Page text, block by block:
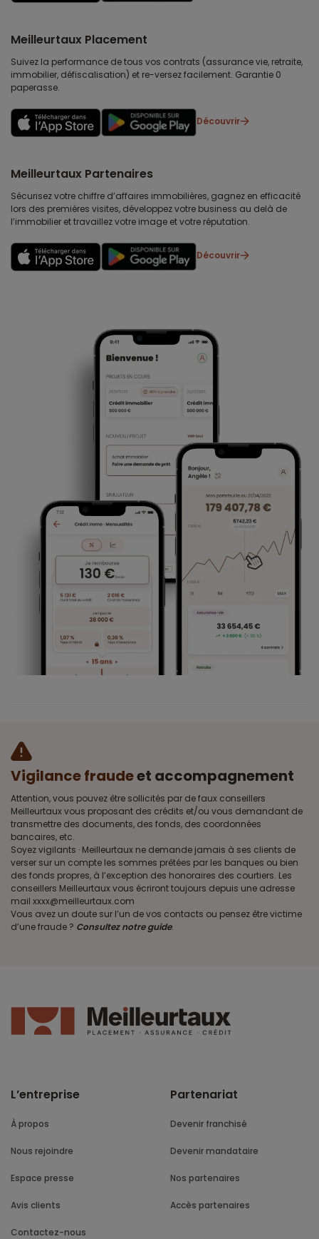
Meilleurtaux Placement
Suivez la performance de tous vos contrats (assurance vie, retraite,
immobilier, défiscalisation) et re-versez facilement. Garantie 0
paperasse.
Découvrir
Meilleurtaux Partenaires
Sécurisez votre chiffre d’affaires immobilières, gagnez en efficacité
lors des premières visites, développez votre business au delà de
l’immobilier et travaillez votre image et votre réputation.
Découvrir
Vigilance fraudeet accompagnement
Attention, vous pouvez être sollicités par de faux conseillers
Meilleurtaux vous proposant des crédits et/ou vous demandant de
transmettre des documents, des fonds, des coordonnées
bancaires, etc.
Soyez vigilants · Meilleurtaux ne demande jamais à ses clients de
verser sur un compte les sommes prêtées par les banques ou bien
des fonds propres, à l’exception des honoraires des courtiers. Les
conseillers Meilleurtaux vous écriront toujours depuis une adresse
mail xxxx@meilleurtaux.com
Vous avez un doute sur l’un de vos contacts ou pensez être victime
d’une fraude ? Consultez notre guide.
L’entreprise
À propos
Nous rejoindre
Espace presse
Avis clients
Contactez-nous
Partenariat
Devenir franchisé
Devenir mandataire
Nos partenaires
Accès partenaires